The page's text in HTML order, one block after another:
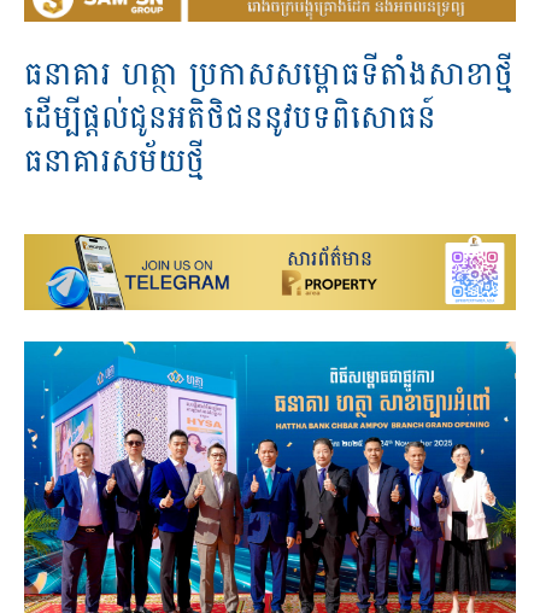
ធនាគារ ហត្ថា ប្រកាសសម្ពោធទីតាំងសាខាថ្មី
ដើម្បីផ្តល់ជូនអតិថិជននូវបទពិសោធន៍
ធនាគារសម័យថ្មី